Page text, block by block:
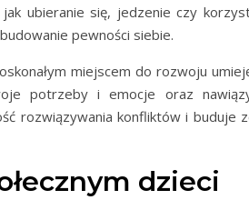
jak ubieranie się, jedzenie czy
pewności siebie.
miejscem do rozwoju
potrzeby i emocje oraz
rozwiązywania konfliktów i buduje
dzieci